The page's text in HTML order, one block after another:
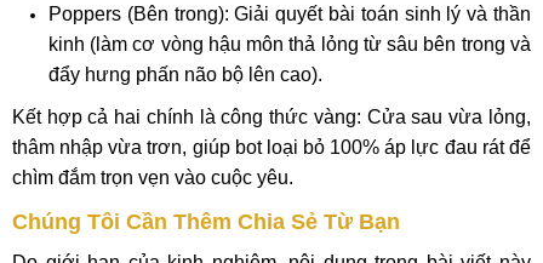
Poppers (Bên trong): Giải quyết bài toán sinh lý và thần
kinh (làm cơ vòng hậu môn thả lỏng từ sâu bên trong và
đẩy hưng phấn não bộ lên cao).
Kết hợp cả hai chính là công thức vàng: Cửa sau vừa lỏng,
thâm nhập vừa trơn, giúp bot loại bỏ 100% áp lực đau rát để
chìm đắm trọn vẹn vào cuộc yêu.
Chúng Tôi Cần Thêm Chia Sẻ Từ Bạn